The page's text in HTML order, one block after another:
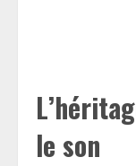
le son